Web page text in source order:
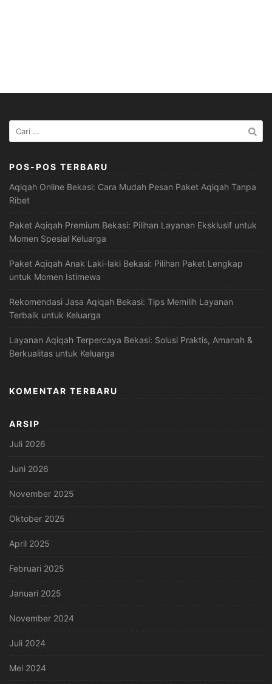
Cari
untuk:
POS-POS TERBARU
Aqiqah Online Bekasi: Cara Mudah Pesan Paket Aqiqah Tanpa
Ribet
Paket Aqiqah Premium Bekasi: Pilihan Layanan Eksklusif untuk
Momen Spesial Keluarga
Paket Aqiqah Anak Laki-laki Bekasi: Pilihan Paket Lengkap
untuk Momen Istimewa
Rekomendasi Jasa Aqiqah Bekasi: Tips Memilih Layanan
Terbaik untuk Keluarga
Layanan Aqiqah Terpercaya Bekasi: Solusi Praktis, Amanah &
Berkualitas untuk Keluarga
KOMENTAR TERBARU
ARSIP
Juli 2026
Juni 2026
November 2025
Oktober 2025
April 2025
Februari 2025
Januari 2025
November 2024
Juli 2024
Mei 2024